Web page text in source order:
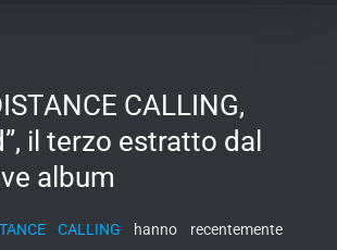
CALLING,
il terzo estratto dal
album
CALLING hanno recentemente